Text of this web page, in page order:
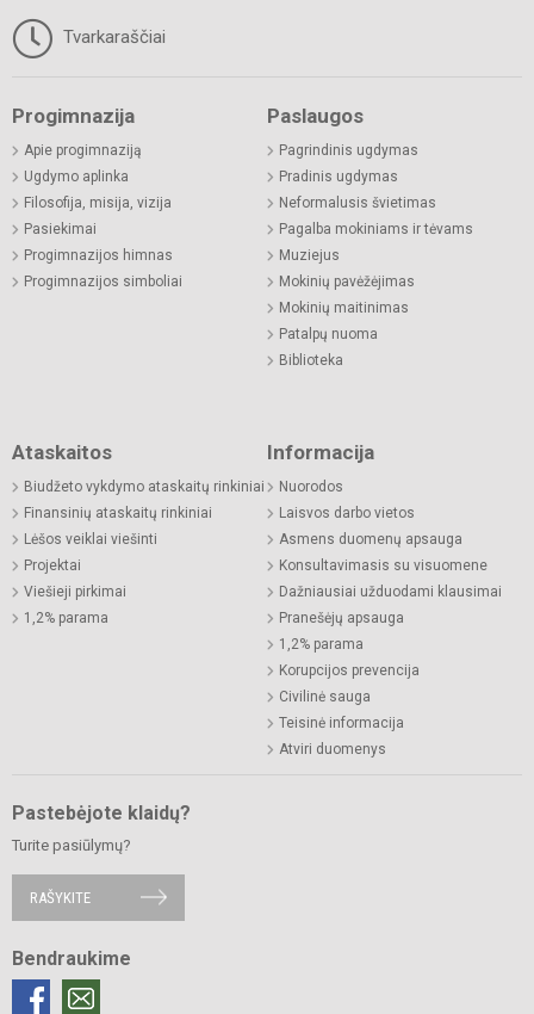
Tvarkaraščiai
Progimnazija
Apie progimnaziją
Ugdymo aplinka
Filosofija, misija, vizija
Pasiekimai
Progimnazijos himnas
Progimnazijos simboliai
Paslaugos
Pagrindinis ugdymas
Pradinis ugdymas
Neformalusis švietimas
Pagalba mokiniams ir tėvams
Muziejus
Mokinių pavėžėjimas
Mokinių maitinimas
Patalpų nuoma
Biblioteka
Ataskaitos
Biudžeto vykdymo ataskaitų rinkiniai
Finansinių ataskaitų rinkiniai
Lėšos veiklai viešinti
Projektai
Viešieji pirkimai
1,2% parama
Informacija
Nuorodos
Laisvos darbo vietos
Asmens duomenų apsauga
Konsultavimasis su visuomene
Dažniausiai užduodami klausimai
Pranešėjų apsauga
1,2% parama
Korupcijos prevencija
Civilinė sauga
Teisinė informacija
Atviri duomenys
Pastebėjote klaidų?
Turite pasiūlymų?
RAŠYKITE
Bendraukime